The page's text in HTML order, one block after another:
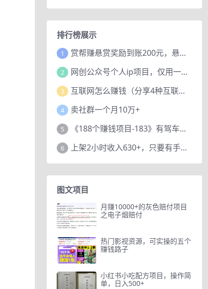
排行榜展示
1 赏帮赚悬赏奖励到账200元，悬赏任务多劳多得，人人可做。
2 网创公众号个人ip项目，仅用一篇文章做到全网引流！
3 互联网怎么赚钱（分享4种互联网赚钱模式）
4 卖社群一个月10万+
5 《188个赚钱项目-183》有驾车评项目，动动小手，复制粘贴赚44元！
6 上架2小时收入630+，只要有手就能做的AI搞钱项目，奶奶看完都能学会!
图文项目
月赚10000+的灰色赔付项目
之电子烟赔付
热门影视资源，可实操的五个
赚钱路子
小红书小吃配方项目，操作简
单，日入500+